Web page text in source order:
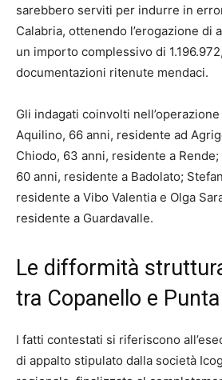
sarebbero serviti per indurre in
Calabria, ottenendo l’erogazione di
un importo complessivo di
documentazioni ritenute mendaci.
Gli indagati coinvolti
Aquilino, 66 anni, residente ad
Chiodo, 63 anni, residente a Rende;
60 anni, residente a Badolato;
residente a Vibo Valentia e Olga
residente a Guardavalle.
Le difformità
tra Copanello e
I fatti contestati si riferiscono
di appalto stipulato dalla società